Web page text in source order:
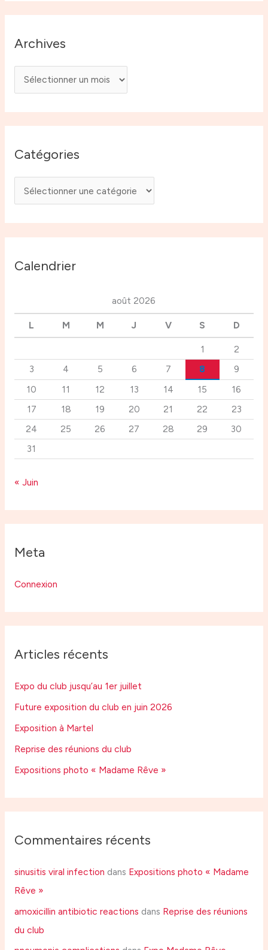
Archives
Catégories
Calendrier
août 2026
L M M J V S D
1
2
3
4 5 6 7 8
9
10
11 12 13 14 15
16
17
18 19 20 21 22
23
24
25 26 27 28 29
30
31
« Juin
Meta
Connexion
Articles récents
Expo du club jusqu’au 1er juillet
Future exposition du club en juin 2026
Exposition à Martel
Reprise des réunions du club
Expositions photo « Madame Rêve »
Commentaires récents
sinusitis viral infection dans Expositions photo « Madame
Rêve »
amoxicillin antibiotic reactions dans Reprise des réunions
du club